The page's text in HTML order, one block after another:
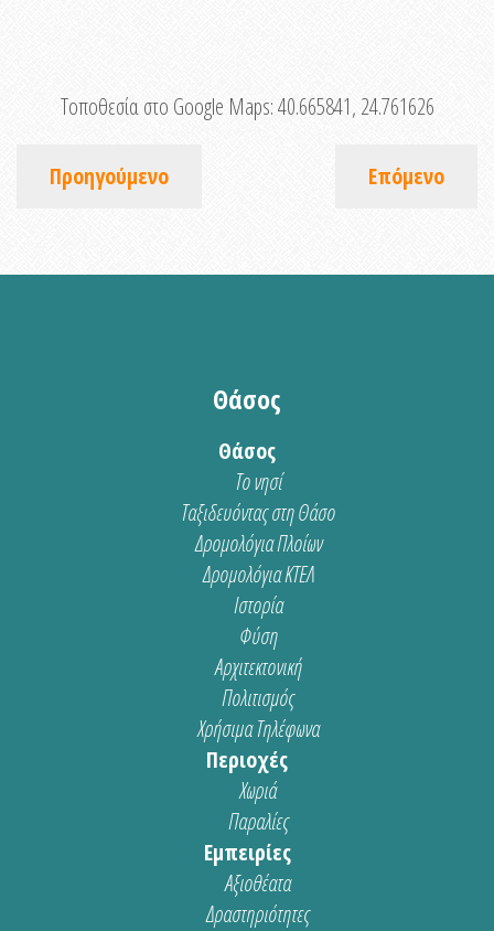
Τοποθεσία στο Google Maps:40.665841, 24.761626
Προηγούμενο Επόμενο
Θάσος
Θάσος
Το νησί
Ταξιδευόντας στη Θάσο
Δρομολόγια Πλοίων
Δρομολόγια ΚΤΕΛ
Ιστορία
Φύση
Αρχιτεκτονική
Πολιτισμός
Χρήσιμα Τηλέφωνα
Περιοχές
Χωριά
Παραλίες
Εμπειρίες
Αξιοθέατα
Δραστηριότητες